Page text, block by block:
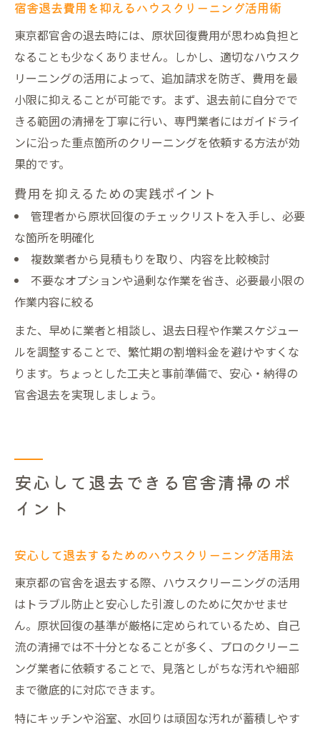
宿舎退去費用を抑えるハウスクリーニング活用術
東京都官舎の退去時には、原状回復費用が思わぬ負担と
なることも少なくありません。しかし、適切なハウスク
リーニングの活用によって、追加請求を防ぎ、費用を最
小限に抑えることが可能です。まず、退去前に自分でで
きる範囲の清掃を丁寧に行い、専門業者にはガイドライ
ンに沿った重点箇所のクリーニングを依頼する方法が効
果的です。
費用を抑えるための実践ポイント
管理者から原状回復のチェックリストを入手し、必要
な箇所を明確化
複数業者から見積もりを取り、内容を比較検討
不要なオプションや過剰な作業を省き、必要最小限の
作業内容に絞る
また、早めに業者と相談し、退去日程や作業スケジュー
ルを調整することで、繁忙期の割増料金を避けやすくな
ります。ちょっとした工夫と事前準備で、安心・納得の
官舎退去を実現しましょう。
安心して退去できる官舎清掃のポ
イント
安心して退去するためのハウスクリーニング活用法
東京都の官舎を退去する際、ハウスクリーニングの活用
はトラブル防止と安心した引渡しのために欠かせませ
ん。原状回復の基準が厳格に定められているため、自己
流の清掃では不十分となることが多く、プロのクリーニ
ング業者に依頼することで、見落としがちな汚れや細部
まで徹底的に対応できます。
特にキッチンや浴室、水回りは頑固な汚れが蓄積しやす